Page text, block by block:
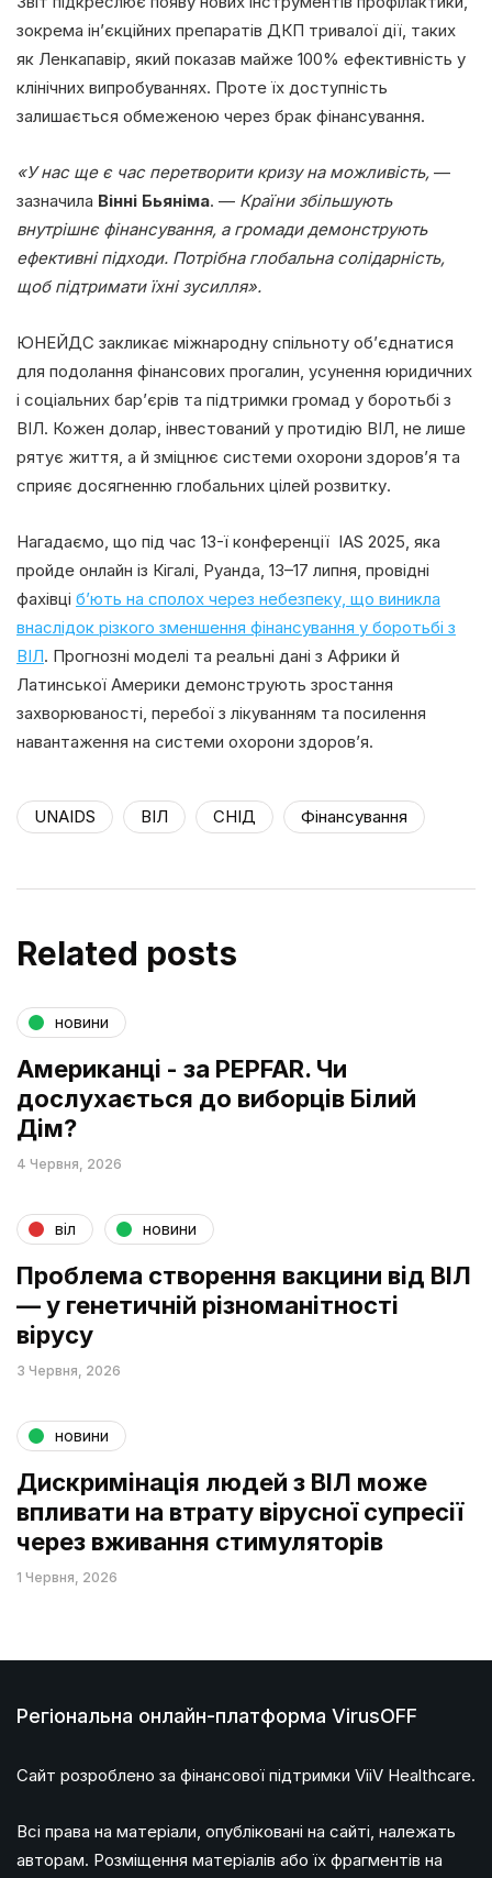
зокрема ін’єкційних препаратів ДКП тривалої дії, таких
як Ленкапавір, який показав майже 100% ефективність у
клінічних випробуваннях. Проте їх доступність
залишається обмеженою через брак фінансування.
«У нас ще є час перетворити кризу на можливість, —
зазначила Вінні Бьяніма. — Країни збільшують
внутрішнє фінансування, а громади демонструють
ефективні підходи. Потрібна глобальна солідарність,
щоб підтримати їхні зусилля».
ЮНЕЙДС закликає міжнародну спільноту об’єднатися
для подолання фінансових прогалин, усунення юридичних
і соціальних бар’єрів та підтримки громад у боротьбі з
ВІЛ. Кожен долар, інвестований у протидію ВІЛ, не лише
рятує життя, а й зміцнює системи охорони здоров’я та
сприяє досягненню глобальних цілей розвитку.
Нагадаємо, що під час 13-ї конференції IAS 2025, яка
пройде онлайн із Кігалі, Руанда, 13–17 липня, провідні
фахівці б’ють на сполох через небезпеку, що виникла
внаслідок різкого зменшення фінансування у боротьбі з
ВІЛ. Прогнозні моделі та реальні дані з Африки й
Латинської Америки демонструють зростання
захворюваності, перебої з лікуванням та посилення
навантаження на системи охорони здоров’я.
UNAIDS ВІЛ СНІД Фінансування
Related posts
новини
Американці - за PEPFAR. Чи
дослухається до виборців Білий
Дім?
4 Червня, 2026
віл новини
Проблема створення вакцини від ВІЛ
— у генетичній різноманітності
вірусу
3 Червня, 2026
новини
Дискримінація людей з ВІЛ може
впливати на втрату вірусної супресії
через вживання стимуляторів
1 Червня, 2026
Регіональна онлайн-платформа VirusOFF
Сайт розроблено за фінансової підтримки ViiV Healthcare.
Всі права на матеріали, опубліковані на сайті, належать
авторам. Розміщення матеріалів або їх фрагментів на